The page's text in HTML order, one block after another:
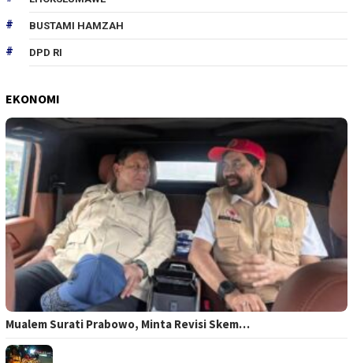
BUSTAMI HAMZAH
DPD RI
EKONOMI
Mualem Surati Prabowo, Minta Revisi Skem…